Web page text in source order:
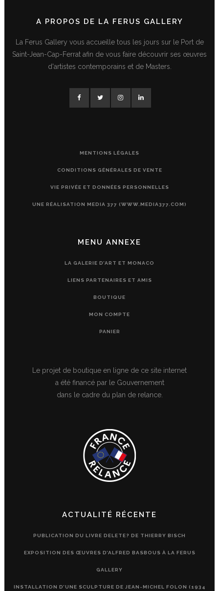
A PROPOS DE LA FERUS GALLERY
La Ferus Gallery vous accueille tous les jours sur le Port de
Saint-Jean-Cap-Ferrat afin de vous faire découvrir ses œuvres
d'artistes contemporains et de Masters.
MENTIONS LÉGALES
CONDITIONS GÉNÉRALES DE VENTE
VIE PRIVÉE ET DONNÉES PERSONNELLES
UNE RÉALISATION MEDIA 377 (WWW.MEDIA377.COM)
MENU ANNEXE
LA GALERIE D’ART ET MONACO
LIENS PARTENAIRES ET AMIS
BOUTIQUE
MON COMPTE
PANIER
Le projet de boutique en ligne de ce site internet
a été financé par le Gouvernement
dans le cadre du plan de relance.
ACTUALITÉ RÉCENTE
PUBLICATION DU LIVRE DELETE? DE THIERRY BISCH
EXPOSITION DES ŒUVRES D’ALFRED BASBOUS À LA FERUS
GALLERY
INSTALLATION D’UNE SCULPTURE DE JEAN-MICHEL FOLON (1934